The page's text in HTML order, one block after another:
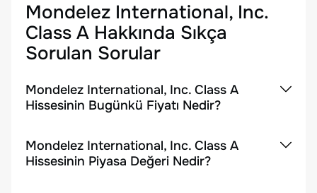
Mondelez International, Inc.
Class A Hakkında Sıkça
Sorulan Sorular
Mondelez International, Inc. Class A
Hissesinin Bugünkü Fiyatı Nedir?
Mondelez International, Inc. Class A
Hissesinin Piyasa Değeri Nedir?